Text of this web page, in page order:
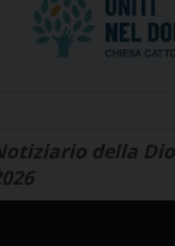
della